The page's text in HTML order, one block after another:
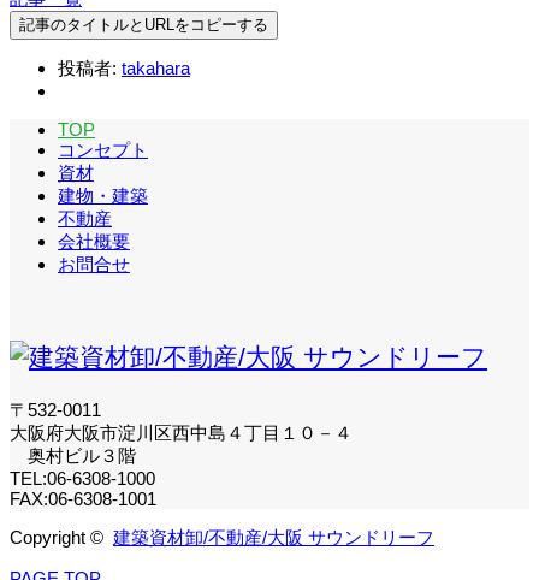
記事のタイトルとURLをコピーする
投稿者: takahara
TOP
コンセプト
資材
建物・建築
不動産
会社概要
お問合せ
〒532-0011
大阪府大阪市淀川区西中島４丁目１０－４
奥村ビル３階
TEL:06-6308-1000
FAX:06-6308-1001
Copyright © 建築資材卸/不動産/大阪 サウンドリーフ